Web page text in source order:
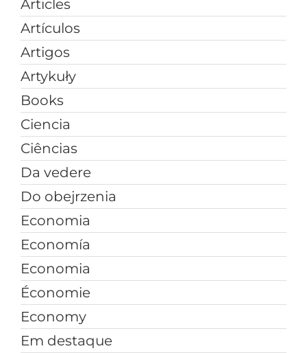
Articles
Artículos
Artigos
Artykuły
Books
Ciencia
Ciências
Da vedere
Do obejrzenia
Economia
Economía
Economia
Économie
Economy
Em destaque